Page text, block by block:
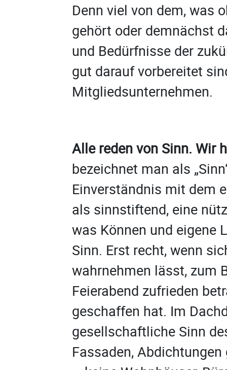
Denn viel von dem, was
gehört oder demnächst
und Bedürfnisse der
gut darauf vorbereitet
Mitgliedsunternehmen.
Alle reden von Sinn. Wir
bezeichnet man als
Einverständnis mit dem
als sinnstiftend, eine
was Können und eigene
Sinn. Erst recht, wenn
wahrnehmen lässt, zum
Feierabend zufrieden
geschaffen hat. Im
gesellschaftliche Sinn
Fassaden,